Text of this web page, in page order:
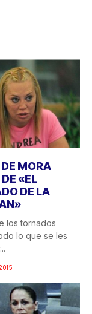
MORA
«EL
DE LA
los tornados
lo que se les